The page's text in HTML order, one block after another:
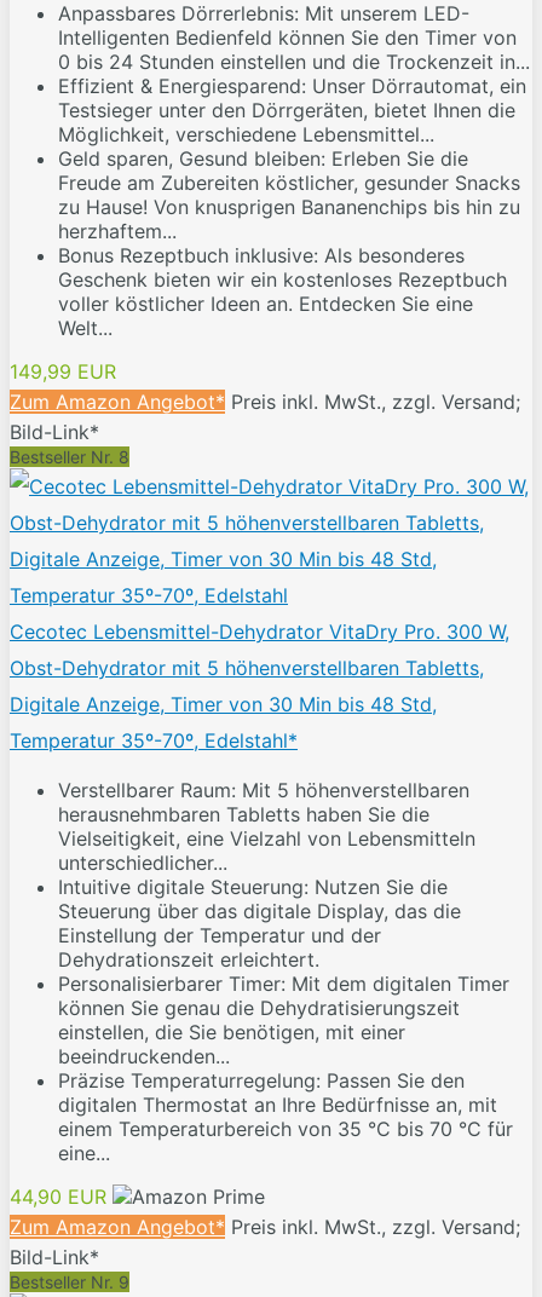
Anpassbares Dörrerlebnis: Mit unserem LED-
Intelligenten Bedienfeld können Sie den Timer von
0 bis 24 Stunden einstellen und die Trockenzeit in...
Effizient & Energiesparend: Unser Dörrautomat, ein
Testsieger unter den Dörrgeräten, bietet Ihnen die
Möglichkeit, verschiedene Lebensmittel...
Geld sparen, Gesund bleiben: Erleben Sie die
Freude am Zubereiten köstlicher, gesunder Snacks
zu Hause! Von knusprigen Bananenchips bis hin zu
herzhaftem...
Bonus Rezeptbuch inklusive: Als besonderes
Geschenk bieten wir ein kostenloses Rezeptbuch
voller köstlicher Ideen an. Entdecken Sie eine
Welt...
149,99 EUR
Zum Amazon Angebot* Preis inkl. MwSt., zzgl. Versand;
Bild-Link*
Bestseller Nr. 8
Cecotec Lebensmittel-Dehydrator VitaDry Pro. 300 W,
Obst-Dehydrator mit 5 höhenverstellbaren Tabletts,
Digitale Anzeige, Timer von 30 Min bis 48 Std,
Temperatur 35º-70º, Edelstahl*
Verstellbarer Raum: Mit 5 höhenverstellbaren
herausnehmbaren Tabletts haben Sie die
Vielseitigkeit, eine Vielzahl von Lebensmitteln
unterschiedlicher...
Intuitive digitale Steuerung: Nutzen Sie die
Steuerung über das digitale Display, das die
Einstellung der Temperatur und der
Dehydrationszeit erleichtert.
Personalisierbarer Timer: Mit dem digitalen Timer
können Sie genau die Dehydratisierungszeit
einstellen, die Sie benötigen, mit einer
beeindruckenden...
Präzise Temperaturregelung: Passen Sie den
digitalen Thermostat an Ihre Bedürfnisse an, mit
einem Temperaturbereich von 35 °C bis 70 °C für
eine...
44,90 EUR
Zum Amazon Angebot* Preis inkl. MwSt., zzgl. Versand;
Bild-Link*
Bestseller Nr. 9